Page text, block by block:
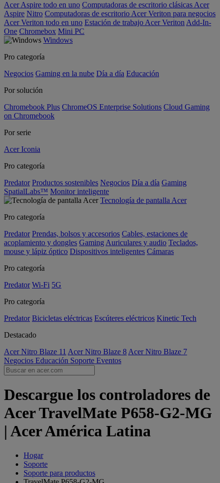
Acer Aspire todo en uno Computadoras de escritorio clásicas Acer
Aspire Nitro Computadoras de escritorio Acer Veriton para negocios
Acer Veriton todo en uno Estación de trabajo Acer Veriton Add-In-
One Chromebox Mini PC
Windows
Pro categoría
Negocios Gaming en la nube Día a día Educación
Por solución
Chromebook Plus ChromeOS Enterprise Solutions Cloud Gaming
on Chromebook
Por serie
Acer Iconia
Pro categoría
Predator Productos sostenibles Negocios Día a día Gaming
SpatialLabs™ Monitor inteligente
Tecnología de pantalla Acer
Pro categoría
Predator Prendas, bolsos y accesorios Cables, estaciones de
acoplamiento y dongles Gaming Auriculares y audio Teclados,
mouse y lápiz óptico Dispositivos inteligentes Cámaras
Pro categoría
Predator Wi-Fi 5G
Pro categoría
Predator Bicicletas eléctricas Escúteres eléctricos Kinetic Tech
Destacado
Acer Nitro Blaze 11 Acer Nitro Blaze 8 Acer Nitro Blaze 7
Negocios Educación Soporte Eventos
Descargue los controladores de
Acer TravelMate P658-G2-MG
| Acer América Latina
Hogar
Soporte
Soporte para productos